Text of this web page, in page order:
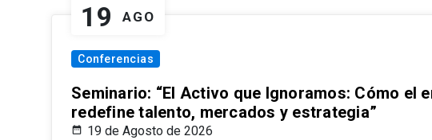
19 AGO
Conferencias
Seminario: “El Activo que Ignoramos: Cómo el
redefine talento, mercados y estrategia”
19 de Agosto de 2026